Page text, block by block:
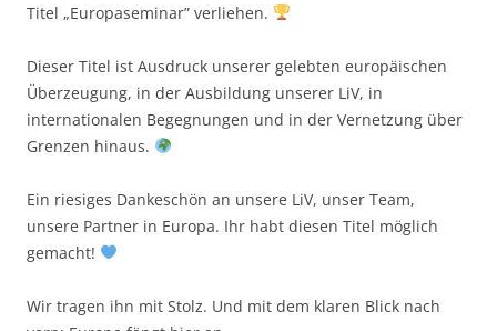
Titel „Europaseminar” verliehen.
Dieser Titel ist Ausdruck unserer gelebten europäischen
Überzeugung, in der Ausbildung unserer LiV, in
internationalen Begegnungen und in der Vernetzung über
Grenzen hinaus.
Ein riesiges Dankeschön an unsere LiV, unser Team,
unsere Partner in Europa. Ihr habt diesen Titel möglich
gemacht!
Wir tragen ihn mit Stolz. Und mit dem klaren Blick nach